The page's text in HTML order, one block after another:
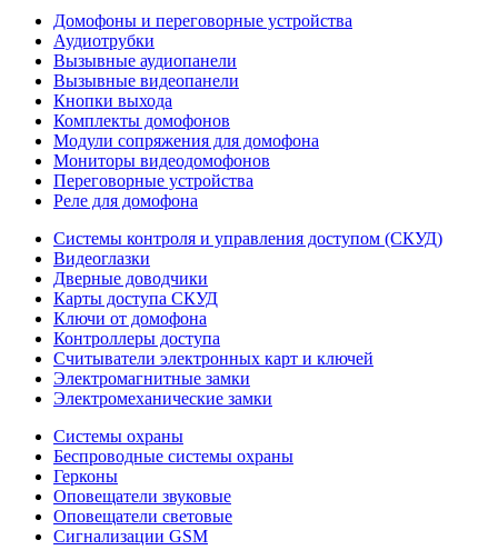
Домофоны и переговорные устройства
Аудиотрубки
Вызывные аудиопанели
Вызывные видеопанели
Кнопки выхода
Комплекты домофонов
Модули сопряжения для домофона
Мониторы видеодомофонов
Переговорные устройства
Реле для домофона
Системы контроля и управления доступом (СКУД)
Видеоглазки
Дверные доводчики
Карты доступа СКУД
Ключи от домофона
Контроллеры доступа
Считыватели электронных карт и ключей
Электромагнитные замки
Электромеханические замки
Системы охраны
Беспроводные системы охраны
Герконы
Оповещатели звуковые
Оповещатели световые
Сигнализации GSM